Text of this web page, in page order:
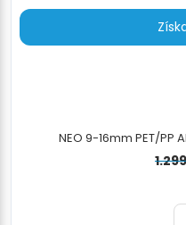
NEO 9-16mm PET/